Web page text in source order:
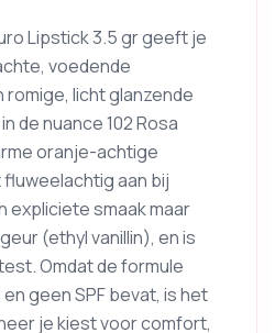
Lipstick 3.5 gr geeft je
voedende
licht glanzende
de nuance 102 Rosa
oranje-achtige
aan bij
smaak maar
(ethyl vanillin), en is
Omdat de formule
geen SPF bevat, is het
je kiest voor comfort,